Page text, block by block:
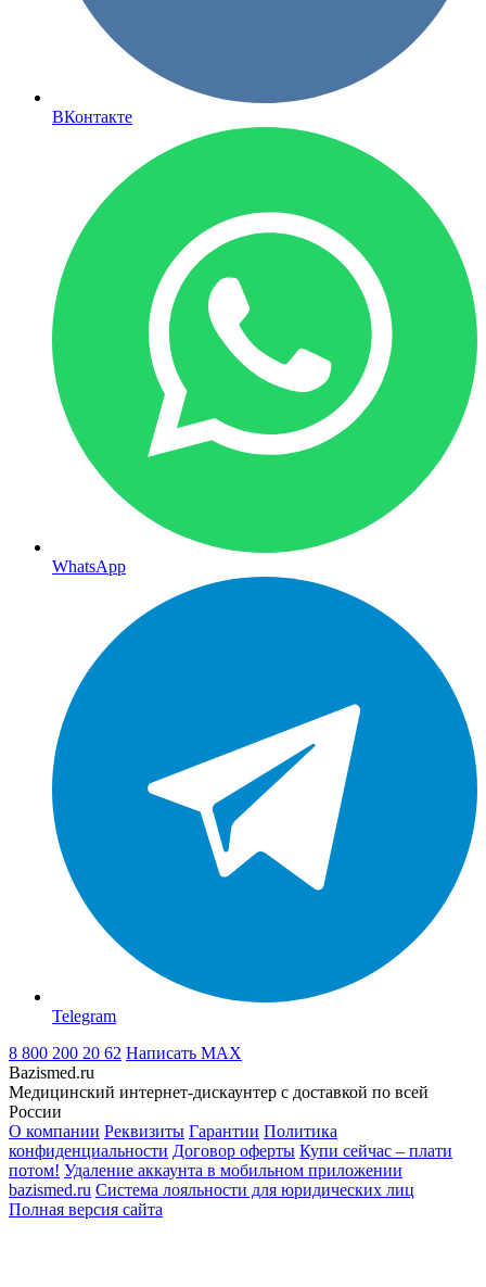
ВКонтакте
WhatsApp
Telegram
8 800 200 20 62 Написать MAX
Bazismed.ru
Медицинский интернет-дискаунтер с доставкой по всей
России
О компании Реквизиты Гарантии Политика
конфиденциальности Договор оферты Купи сейчас – плати
потом! Удаление аккаунта в мобильном приложении
bazismed.ru Система лояльности для юридических лиц
Полная версия сайта